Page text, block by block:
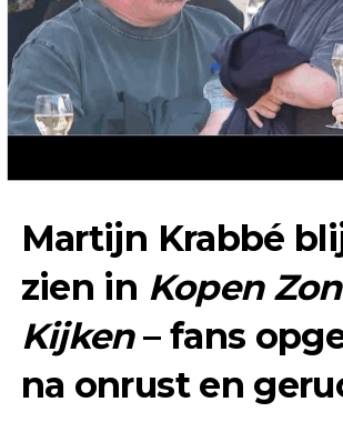
Martijn Krabbé
zien in Kopen
Kijken– fans
na onrust en